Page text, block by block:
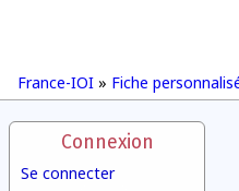
France-IOI » Fiche
Connexion
Se connecter